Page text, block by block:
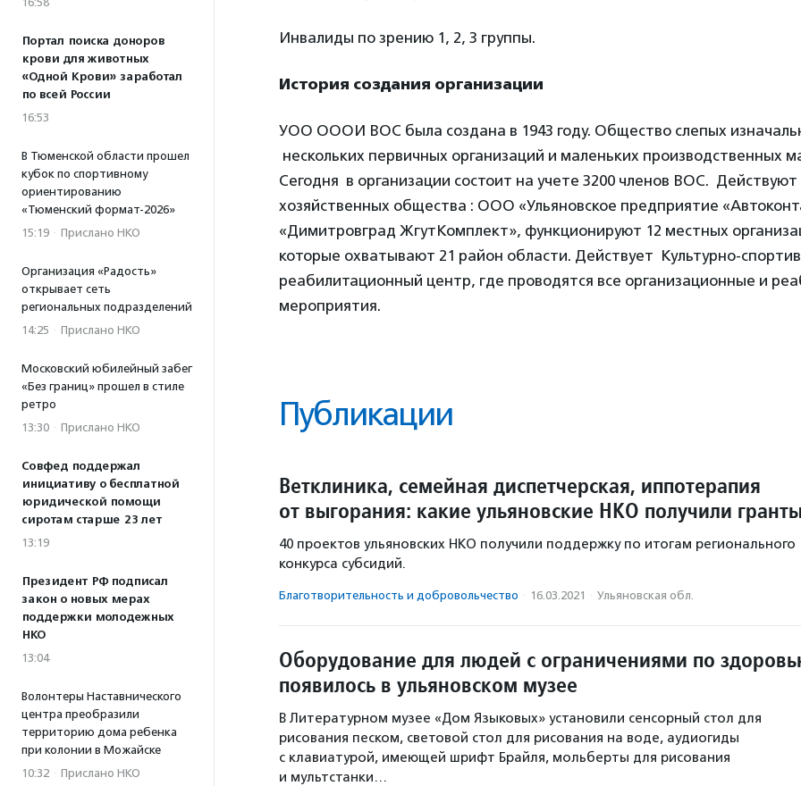
Портал поиска доноров
крови для животных
«Одной Крови» заработал
по всей России
16:53
В Тюменской области прошел
кубок по спортивному
ориентированию
«Тюменский формат-2026»
15:19 · Прислано НКО
Организация «Радость»
открывает сеть
региональных подразделений
14:25 · Прислано НКО
Московский юбилейный забег
«Без границ» прошел в стиле
ретро
13:30 · Прислано НКО
Совфед поддержал
инициативу о бесплатной
юридической помощи
сиротам старше 23 лет
13:19
Президент РФ подписал
закон о новых мерах
поддержки молодежных
НКО
13:04
Волонтеры Наставнического
центра преобразили
территорию дома ребенка
при колонии в Можайске
10:32 · Прислано НКО
Инвалиды по зрению 1, 2, 3 группы.
История создания организации
УОО ОООИ ВОС была создана в 1943 году. Общество слепых
нескольких первичных организаций и маленьких производственных
Сегодня в организации состоит на учете 3200 членов ВОС.
хозяйственных общества : ООО «Ульяновское предприятие
«Димитровград ЖгутКомплект», функционируют 12 местных
которые охватывают 21 район области. Действует Культурно-
реабилитационный центр, где проводятся все организационные и
мероприятия.
Публикации
Ветклиника, семейная диспетчерская, иппотерапия
от выгорания: какие ульяновские НКО получили
40 проектов ульяновских НКО получили поддержку по итогам регионального
конкурса субсидий.
Благотвори­тель­ность и доброволь­чест­во · 16.03.2021 · Ульяновская обл.
Оборудование для людей с ограничениями по
появилось в ульяновском музее
В Литературном музее «Дом Языковых» установили сенсорный стол для
рисования песком, световой стол для рисования на воде, аудиогиды
с клавиатурой, имеющей шрифт Брайля, мольберты для рисования
и мультстанки…